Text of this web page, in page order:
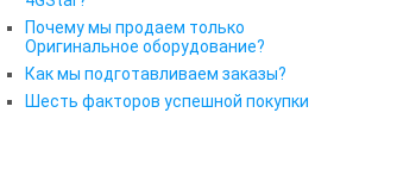
Почему мы продаем только
Оригинальное оборудование?
Как мы подготавливаем заказы?
Шесть факторов успешной покупки